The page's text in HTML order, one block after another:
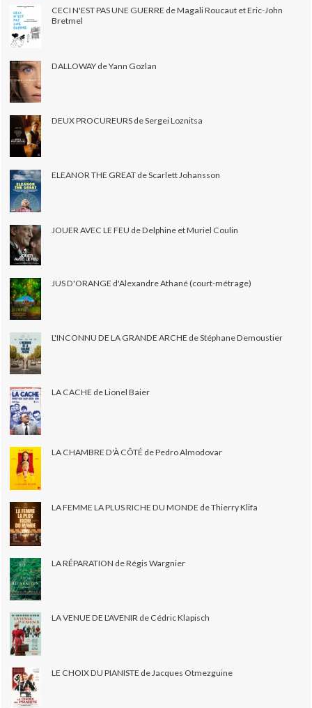
CECI N'EST PAS UNE GUERRE de Magali Roucaut et Eric-John
Bretmel
DALLOWAY de Yann Gozlan
DEUX PROCUREURS de Sergei Loznitsa
ELEANOR THE GREAT de Scarlett Johansson
JOUER AVEC LE FEU de Delphine et Muriel Coulin
JUS D'ORANGE d'Alexandre Athané (court-métrage)
L'INCONNU DE LA GRANDE ARCHE de Stéphane Demoustier
LA CACHE de Lionel Baier
LA CHAMBRE D'À CÔTÉ de Pedro Almodovar
LA FEMME LA PLUS RICHE DU MONDE de Thierry Klifa
LA RÉPARATION de Régis Wargnier
LA VENUE DE L'AVENIR de Cédric Klapisch
LE CHOIX DU PIANISTE de Jacques Otmezguine